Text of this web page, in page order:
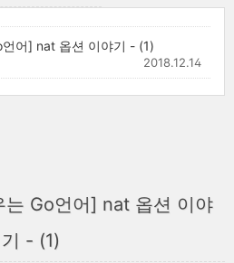
어] nat 옵션 이야기 - (1)
2018.12.14
는 Go언어] nat 옵션 이야
기 - (1)